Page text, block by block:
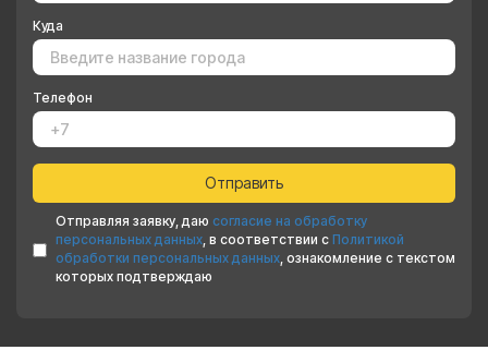
Куда
Телефон
Отправляя заявку, даю согласие на обработку
персональных данных, в соответствии с Политикой
обработки персональных данных, ознакомление с текстом
которых подтверждаю